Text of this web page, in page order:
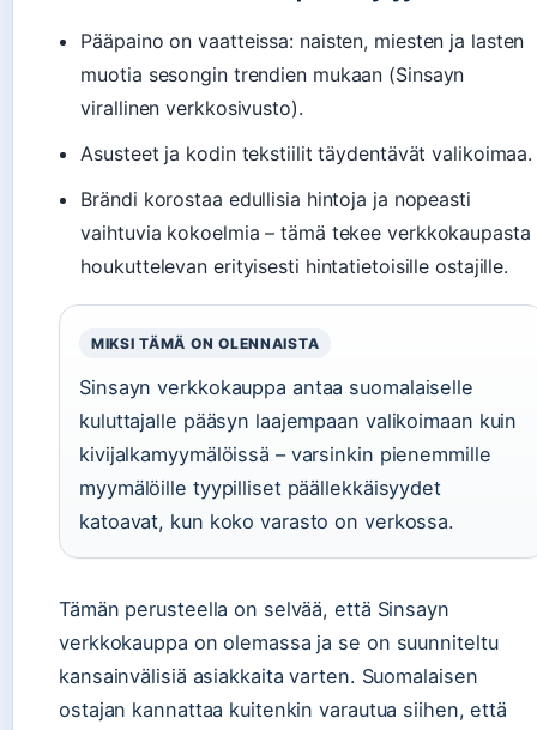
Pääpaino on vaatteissa: naisten, miesten ja lasten
muotia sesongin trendien mukaan (Sinsayn
virallinen verkkosivusto).
Asusteet ja kodin tekstiilit täydentävät valikoimaa.
Brändi korostaa edullisia hintoja ja nopeasti
vaihtuvia kokoelmia – tämä tekee verkkokaupasta
houkuttelevan erityisesti hintatietoisille ostajille.
MIKSI TÄMÄ ON OLENNAISTA
Sinsayn verkkokauppa antaa suomalaiselle
kuluttajalle pääsyn laajempaan valikoimaan kuin
kivijalkamyymälöissä – varsinkin pienemmille
myymälöille tyypilliset päällekkäisyydet
katoavat, kun koko varasto on verkossa.
Tämän perusteella on selvää, että Sinsayn
verkkokauppa on olemassa ja se on suunniteltu
kansainvälisiä asiakkaita varten. Suomalaisen
ostajan kannattaa kuitenkin varautua siihen, että